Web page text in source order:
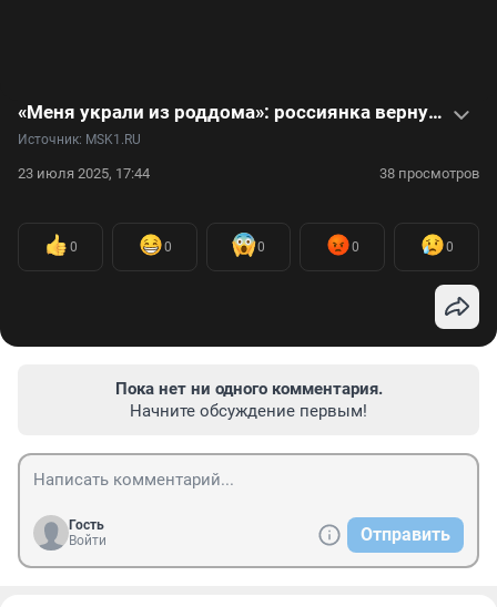
«Меня украли из роддома»: россиянка вернулась из Европы, чтобы найти своих родителей — видео
Источник: MSK1.RU
23 июля 2025, 17:44 38 просмотров
0 0 0 0 0
Пока нет ни одного комментария.
Начните обсуждение первым!
Гость
Войти
Отправить